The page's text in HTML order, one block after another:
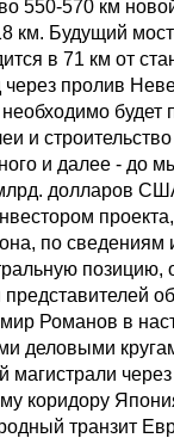
550-570 км
км. Будущий
в 71 км от
пролив
будет
и
и далее - до
долларов
по
Романов в
деловыми
магистрали
коридору
транзит